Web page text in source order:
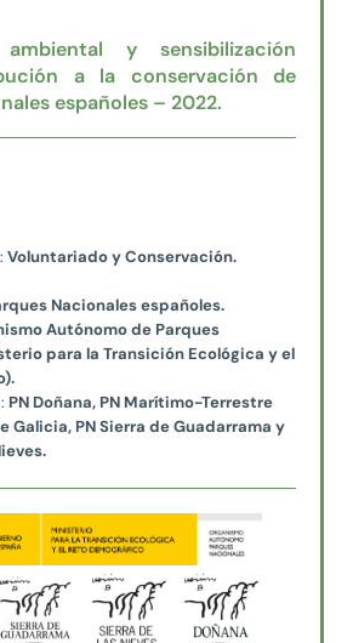
ambiental y sensibilización
a la conservación de
españoles – 2022.
Voluntariado y Conservación.
Nacionales españoles.
Autónomo de Parques
para la Transición Ecológica y el
PN Doñana, PN Marítimo-Terrestre
Galicia, PN Sierra de Guadarrama y